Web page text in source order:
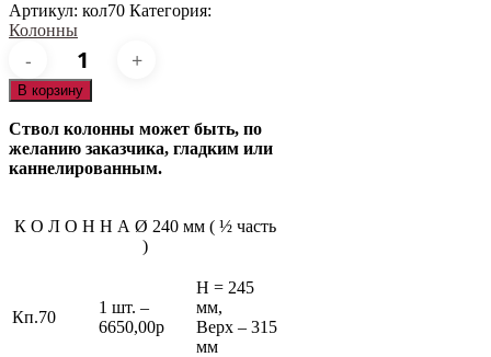
Артикул: кол70 Категория:
Колонны
Количество
товара
кол70
В корзину
Ствол колонны может быть, по
желанию заказчика, гладким или
каннелированным.
К О Л О Н Н А Ø 240 мм ( ½ часть
)
Кп.70
1 шт. –
6650,00р
Н = 245
мм,
Верх – 315
мм